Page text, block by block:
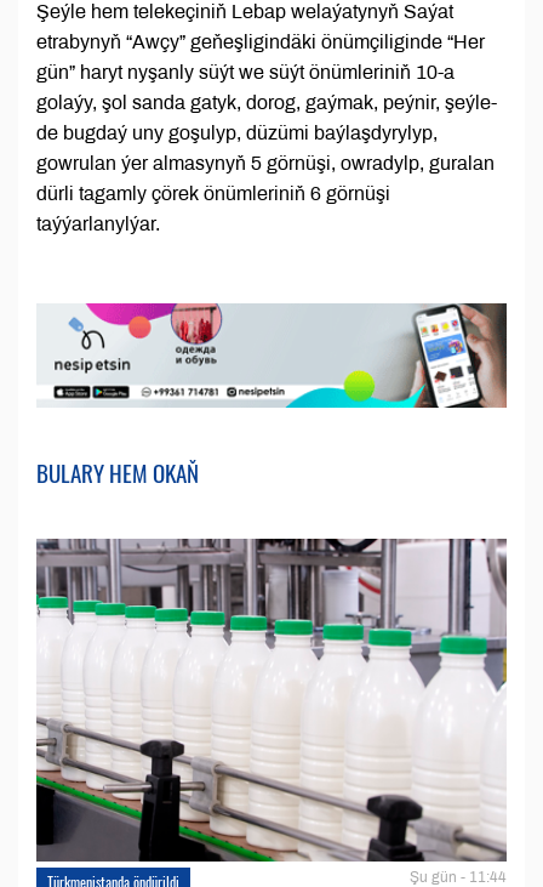
Şeýle hem telekeçiniň Lebap welaýatynyň Saýat
etrabynyň “Awçy” geňeşligindäki önümçiliginde “Her
gün” haryt nyşanly süýt we süýt önümleriniň 10-a
golaýy, şol sanda gatyk, dorog, gaýmak, peýnir, şeýle-
de bugdaý uny goşulyp, düzümi baýlaşdyrylyp,
gowrulan ýer almasynyň 5 görnüşi, owradylp, guralan
dürli tagamly çörek önümleriniň 6 görnüşi
taýýarlanylýar.
BULARY HEM OKAŇ
Türkmenistanda öndürildi Şu gün - 11:44